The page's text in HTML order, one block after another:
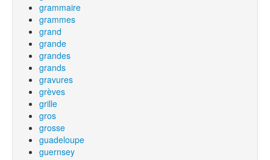
grammaire
grammes
grand
grande
grandes
grands
gravures
grèves
grille
gros
grosse
guadeloupe
guernsey